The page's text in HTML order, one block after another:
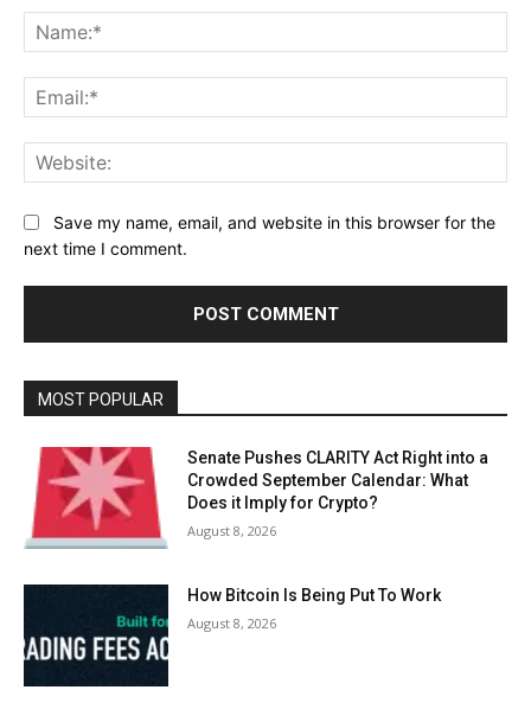
Save my name, email, and website in this browser for the
next time I comment.
MOST POPULAR
Senate Pushes CLARITY Act Right into a
Crowded September Calendar: What
Does it Imply for Crypto?
August 8, 2026
How Bitcoin Is Being Put To Work
August 8, 2026